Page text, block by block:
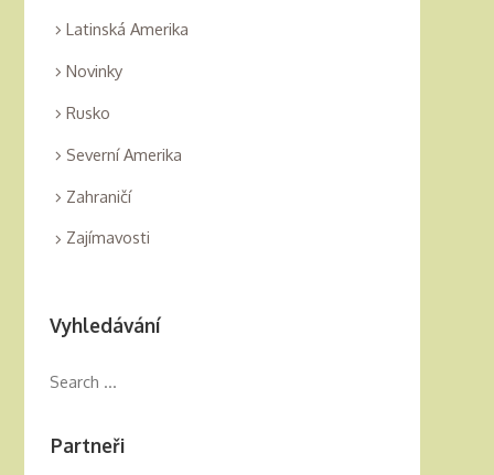
Latinská Amerika
Novinky
Rusko
Severní Amerika
Zahraničí
Zajímavosti
Vyhledávání
Partneři